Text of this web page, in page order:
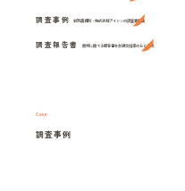
調査事例 紋別興信所・株式会社アイシンの調査事例集
調査報告書 裁判に勝てる報告書を弁護士指導のもと作成
Case
調査事例